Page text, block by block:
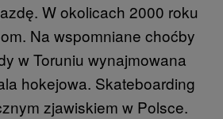
W okolicach 2000 roku
Na wspomniane choćby
w Toruniu wynajmowana
hokejowa. Skateboarding
zjawiskiem w Polsce.